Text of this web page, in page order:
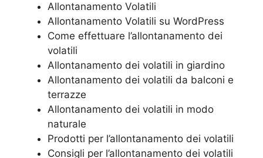
Allontanamento Volatili
Allontanamento Volatili su WordPress
Come effettuare l’allontanamento dei
volatili
Allontanamento dei volatili in giardino
Allontanamento dei volatili da balconi e
terrazze
Allontanamento dei volatili in modo
naturale
Prodotti per l’allontanamento dei volatili
Consigli per l’allontanamento dei volatili